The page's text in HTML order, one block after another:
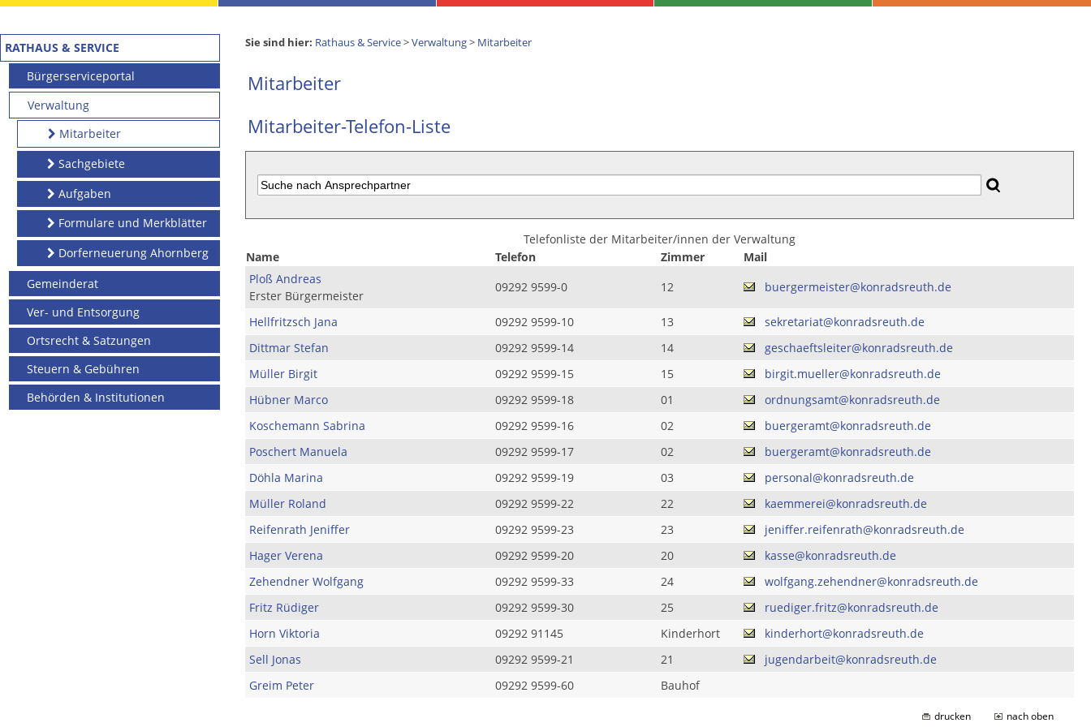
RATHAUS & SERVICE
Bürgerserviceportal
Verwaltung
Mitarbeiter
Sachgebiete
Aufgaben
Formulare und Merkblätter
Dorferneuerung Ahornberg
Gemeinderat
Ver- und Entsorgung
Ortsrecht & Satzungen
Steuern & Gebühren
Behörden & Institutionen
Sie sind hier: Rathaus & Service>Verwaltung> Mitarbeiter
Mitarbeiter
Mitarbeiter-Telefon-Liste
Telefonliste der Mitarbeiter/innen der Verwaltung
Name
Telefon Zimmer
Mail
Ploß Andreas
Erster Bürgermeister
09292 9599-0 12 buergermeister@konradsreuth.de
Hellfritzsch Jana 09292 9599-10 13
sekretariat@konradsreuth.de
Dittmar Stefan
09292 9599-14 14
geschaeftsleiter@konradsreuth.de
Müller Birgit
09292 9599-15 15
birgit.mueller@konradsreuth.de
Hübner Marco
09292 9599-18 01
ordnungsamt@konradsreuth.de
Koschemann Sabrina
09292 9599-16 02
buergeramt@konradsreuth.de
Poschert Manuela
09292 9599-17 02
buergeramt@konradsreuth.de
Döhla Marina
09292 9599-19 03
personal@konradsreuth.de
Müller Roland
09292 9599-22 22
kaemmerei@konradsreuth.de
Reifenrath Jeniffer
09292 9599-23 23
jeniffer.reifenrath@konradsreuth.de
Hager Verena
09292 9599-20 20
kasse@konradsreuth.de
Zehendner Wolfgang
09292 9599-33 24
wolfgang.zehendner@konradsreuth.de
Fritz Rüdiger
09292 9599-30 25
ruediger.fritz@konradsreuth.de
Horn Viktoria
09292 91145 Kinderhort
kinderhort@konradsreuth.de
Sell Jonas
09292 9599-21 21
jugendarbeit@konradsreuth.de
Greim Peter
09292 9599-60 Bauhof
drucken nach oben